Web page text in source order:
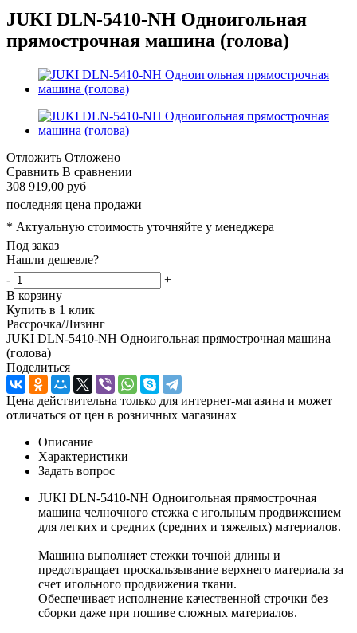
JUKI DLN-5410-NH Одноигольная
прямострочная машина (голова)
Отложить Отложено
Сравнить В сравнении
308 919,00 руб
последняя цена продажи
* Актуальную стоимость уточняйте у менеджера
Под заказ
Нашли дешевле?
-
+
В корзину
Купить в 1 клик
Рассрочка/Лизинг
JUKI DLN-5410-NH Одноигольная прямострочная машина
(голова)
Поделиться
Цена действительна только для интернет-магазина и может
отличаться от цен в розничных магазинах
Описание
Характеристики
Задать вопрос
JUKI DLN-5410-NH Одноигольная прямострочная
машина челночного стежка с игольным продвижением
для легких и средних (средних и тяжелых) материалов.
Машина выполняет стежки точной длины и
предотвращает проскальзывание верхнего материала за
счет игольного продвижения ткани.
Обеспечивает исполнение качественной строчки без
сборки даже при пошиве сложных материалов.